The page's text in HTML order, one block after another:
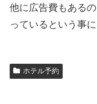
他に広告費もある
っているという事に
ホテル予約